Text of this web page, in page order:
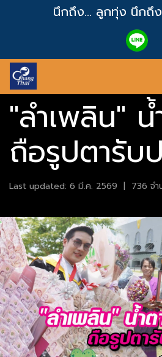
นึกถึง... ลูกทุ่ง นึกถึง
"ลำเพลิน" น้
ถือรูปตารั
Last updated: 6 มี.ค. 2569 | 736 จำ